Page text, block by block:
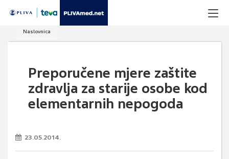
Naslovnica
Preporučene mjere zaštite
zdravlja za starije osobe kod
elementarnih nepogoda
23.05.2014.